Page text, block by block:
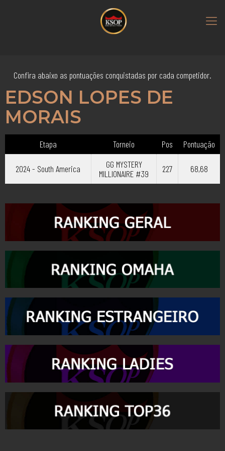
Confira abaixo as pontuações conquistadas por cada competidor.
EDSON LOPES DE
MORAIS
Etapa Torneio Pos Pontuação
2024 - South America
GG MYSTERY
MILLIONAIRE #39
227 68,68